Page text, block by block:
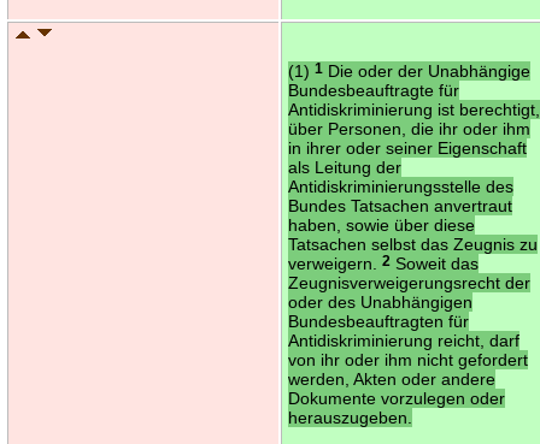
(1)1 Die oder der Unabhängige
Bundesbeauftragte für
Antidiskriminierung ist berechtigt,
über Personen, die ihr oder ihm
in ihrer oder seiner Eigenschaft
als Leitung der
Antidiskriminierungsstelle des
Bundes Tatsachen anvertraut
haben, sowie über diese
Tatsachen selbst das Zeugnis zu
verweigern.2 Soweit das
Zeugnisverweigerungsrecht der
oder des Unabhängigen
Bundesbeauftragten für
Antidiskriminierung reicht, darf
von ihr oder ihm nicht gefordert
werden, Akten oder andere
Dokumente vorzulegen oder
herauszugeben.